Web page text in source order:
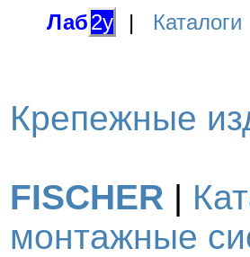
Лаб2у | Каталоги
Крепежные
FISCHER |
монтажные